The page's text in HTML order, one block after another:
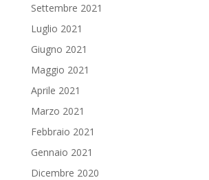
Settembre 2021
Luglio 2021
Giugno 2021
Maggio 2021
Aprile 2021
Marzo 2021
Febbraio 2021
Gennaio 2021
Dicembre 2020